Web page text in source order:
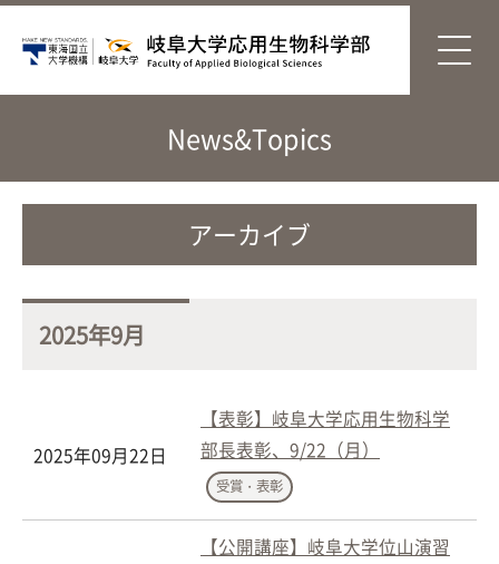
News&Topics
アーカイブ
2025年9月
2025年09月22日
【表彰】岐阜大学応用生物科学
部長表彰、9/22（月）
受賞・表彰
【公開講座】岐阜大学位山演習